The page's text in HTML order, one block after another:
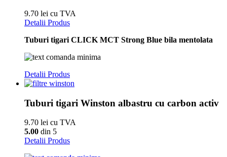
9.70 lei cu TVA
Detalii Produs
Tuburi tigari CLICK MCT Strong Blue bila mentolata
Detalii Produs
Tuburi tigari Winston albastru cu carbon activ
9.70 lei cu TVA
5.00 din 5
Detalii Produs